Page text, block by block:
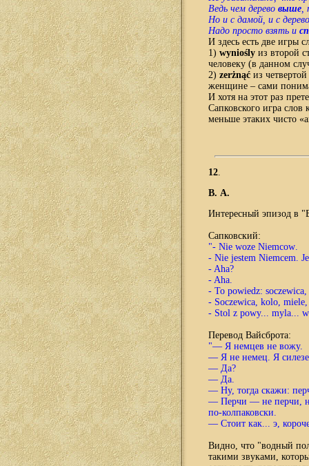
Ведь чем дерево выше,
Но и с дамой, и с
Надо просто взять и
И здесь есть две игры
1) wyniośly из второй
человеку (в данном
2) zerżnąć из
женщине – сами
И хотя на этот раз
Сапковского игра
меньше этаких чисто
12.
В. А.
Интересный эпизод в
Сапковский:
"- Nie woze Niemcow.
- Nie jestem Niemcem.
- Aha?
- Aha.
- To powiedz:
- Soczewica, kolo,
- Stol z powy... myla...
Перевод Вайсброта:
"— Я немцев не вожу.
— Я не немец. Я
— Да?
— Да.
— Ну, тогда скажи:
— Перчи — не перчи, не
по-колпаковски.
— Стоит как... э,
Видно, что "водный
такими звуками,